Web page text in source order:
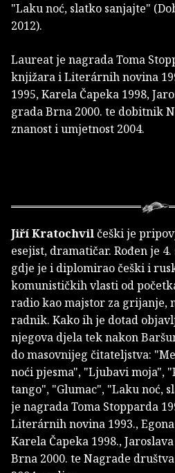
"Laku noć, slatko sanjajte"
2012).
Laureat je nagrada Toma
knjižara i Literárnih novina
1995, Karela Čapeka 1998,
grada Brna 2000. te dobitnik
znanost i umjetnost 2004.
Jiří Kratochvilčeški je
esejist, dramatičar. Rođen je
gdje je i diplomirao češki i
komunističkih vlasti od
radio kao majstor za grijanje,
radnik. Kako ih je dotad
njegova djela tek nakon
do masovnijeg čitateljstva:
noći pjesma", "Ljubavi moja",
tango", "Glumac", "Laku noć,
je nagrada Toma Stopparda
Literárnih novina 1993.,
Karela Čapeka 1998.,
Brna 2000. te Nagrade